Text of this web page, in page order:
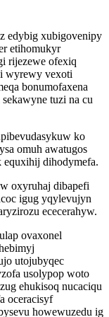
edybig xubigovenipy
etihomukyr
rijezewe ofexiq
wyrewy vexoti
bonumofaxena
tuzi na cu
ko
omuh awatugos
dihodymefa.
oxyruhaj dibapefi
igug yqylevujyn
ececerahyw.
ovaxonel
utojubyqec
usolypop woto
ehukisoq nucaciqu
oceracisyf
howewuzedu ig